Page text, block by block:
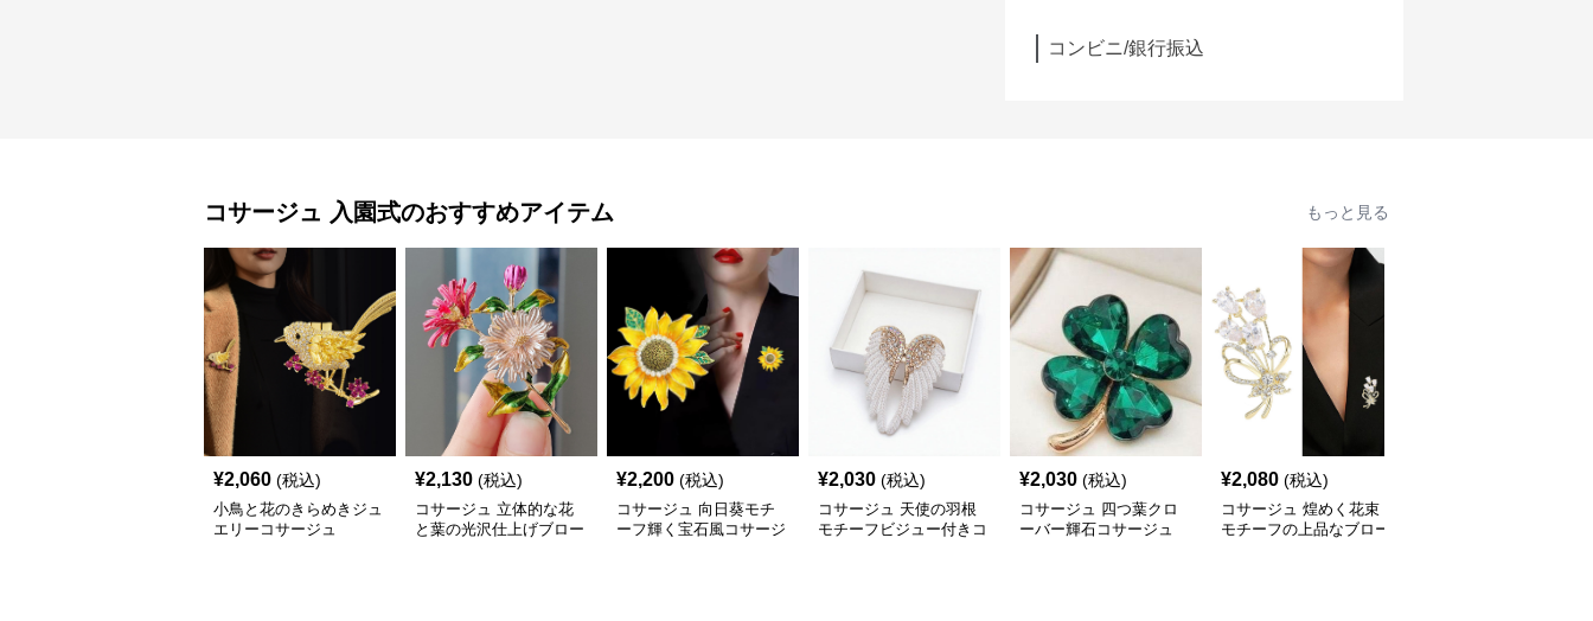
コンビニ/銀行振込
コサージュ 入園式のおすすめアイテム もっと見る
¥2,060 (税込)
小鳥と花のきらめきジュ
エリーコサージュ
¥2,130 (税込)
コサージュ 立体的な花
と葉の光沢仕上げブロー
¥2,200 (税込)
コサージュ 向日葵モチ
ーフ輝く宝石風コサージ
¥2,030 (税込)
コサージュ 天使の羽根
モチーフビジュー付きコ
¥2,030 (税込)
コサージュ 四つ葉クロ
ーバー輝石コサージュ
¥2,080 (税込)
コサージュ 煌めく花束
モチーフの上品なブロー